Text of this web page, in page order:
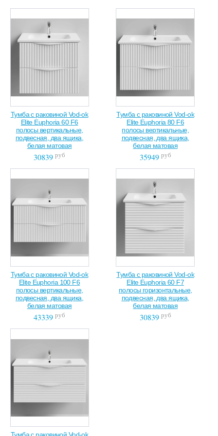
Тумба с раковиной Vod-ok
Elite Euphoria 60 F6
полосы вертикальные,
подвесная, два ящика,
белая матовая
30839 руб
Тумба с раковиной Vod-ok
Elite Euphoria 80 F6
полосы вертикальные,
подвесная, два ящика,
белая матовая
35949 руб
Тумба с раковиной Vod-ok
Elite Euphoria 100 F6
полосы вертикальные,
подвесная, два ящика,
белая матовая
43339 руб
Тумба с раковиной Vod-ok
Elite Euphoria 60 F7
полосы горизонтальные,
подвесная, два ящика,
белая матовая
30839 руб